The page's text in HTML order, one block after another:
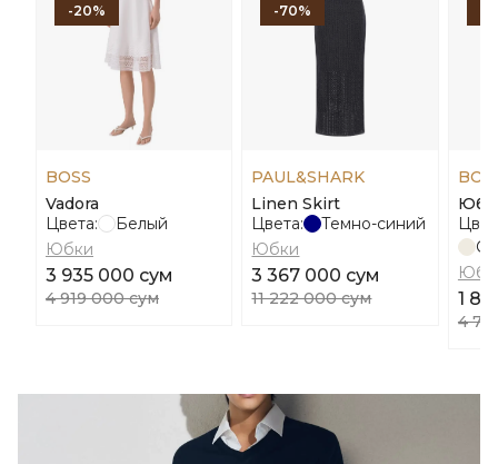
-20%
BOSS
Vadora
Цвета:
Белый
Юбки
3 935 000 сум
4 919 000 сум
-70%
PAUL&SHARK
Linen Skirt
Цвета:
Темно-синий
Юбки
3 367 000 сум
11 222 000 сум 1
4